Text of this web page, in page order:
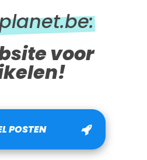
voor
POSTEN